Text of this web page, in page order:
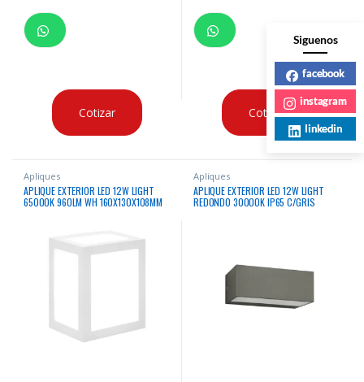
Cotizar Cotizar
Apliques
APLIQUE EXTERIOR LED 12W LIGHT
65000K 960LM WH 160X130X108MM
Apliques
APLIQUE EXTERIOR LED 12W LIGHT
REDONDO 30000K IP65 C/GRIS
Siguenos
facebook
instagram
linkedin